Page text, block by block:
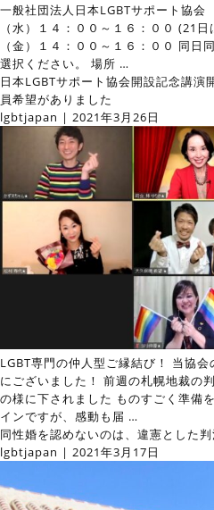
一般社団法人日本LGBTサポート協
（水）１４：００～１６：００ (21
（金）１４：００～１６：００ 同日
選択ください。 場所 …
日本LGBTサポート協会開設記念講演
員希望がありました
lgbtjapan | 2021年3月26日
LGBT専門の仲人型ご縁結び！ 当協
にございました！ 前週の札幌地裁の
の様に下されました ものすごく準備
インですが、感動も届 …
同性婚を認めないのは、違憲とした判
lgbtjapan | 2021年3月17日